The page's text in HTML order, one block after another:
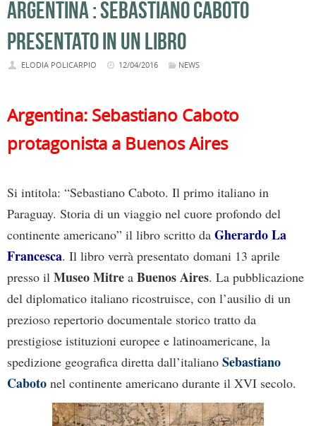
ARGENTINA : SEBASTIANO CABOTO
PRESENTATO IN UN LIBRO
ELODIA POLICARPIO 12/04/2016 NEWS
Argentina: Sebastiano Caboto
protagonista a Buenos Aires
Si intitola: “Sebastiano Caboto. Il primo italiano in
Paraguay. Storia di un viaggio nel cuore profondo del
continente americano” il libro scritto da Gherardo La
Francesca. Il libro verrà presentato domani 13 aprile
presso il Museo Mitre a Buenos Aires. La pubblicazione
del diplomatico italiano ricostruisce, con l’ausilio di un
prezioso repertorio documentale storico tratto da
prestigiose istituzioni europee e latinoamericane, la
spedizione geografica diretta dall’italiano Sebastiano
Caboto nel continente americano durante il XVI secolo.